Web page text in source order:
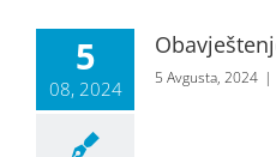
5
08, 2024 5 Avgusta, 2024 |